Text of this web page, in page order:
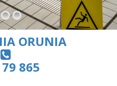
ORUNIA
865